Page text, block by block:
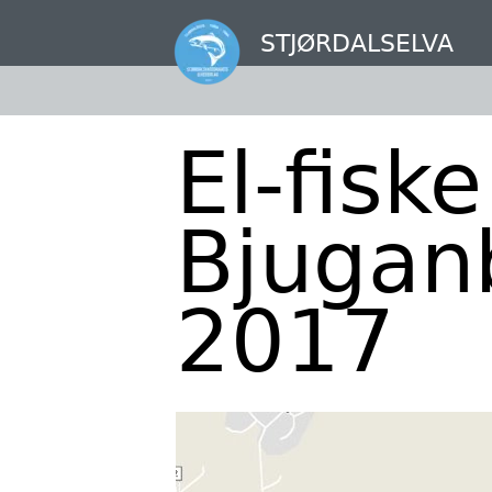
hovedinnhold
STJØRDALSELVA
El-fiske
2017